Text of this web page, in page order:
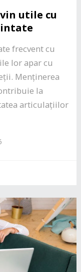
utile cu
frecvent cu
lor apar cu
Menținerea
la
articulațiilor